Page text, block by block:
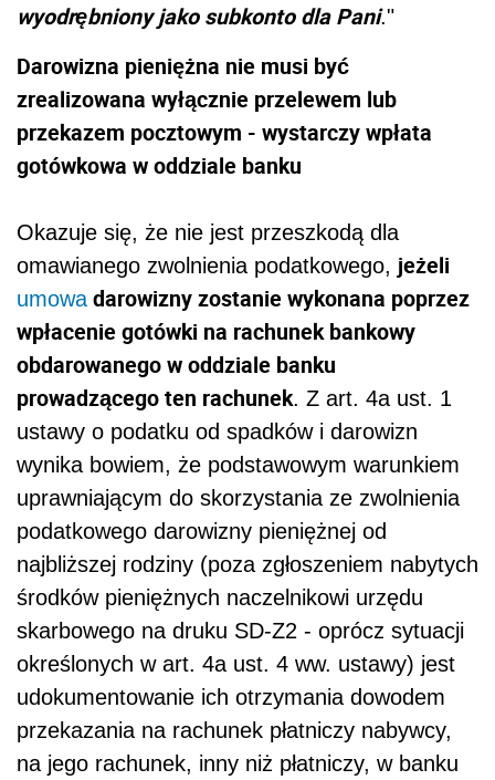
wyodrębniony jako subkonto dla Pani."
Darowizna pieniężna nie musi być
zrealizowana wyłącznie przelewem lub
przekazem pocztowym - wystarczy wpłata
gotówkowa w oddziale banku
Okazuje się, że nie jest przeszkodą dla
omawianego zwolnienia podatkowego, jeżeli
umowadarowizny zostanie wykonana poprzez
wpłacenie gotówki na rachunek bankowy
obdarowanego w oddziale banku
prowadzącego ten rachunek. Z art. 4a ust. 1
ustawy o podatku od spadków i darowizn
wynika bowiem, że podstawowym warunkiem
uprawniającym do skorzystania ze zwolnienia
podatkowego darowizny pieniężnej od
najbliższej rodziny (poza zgłoszeniem nabytych
środków pieniężnych naczelnikowi urzędu
skarbowego na druku SD-Z2 - oprócz sytuacji
określonych w art. 4a ust. 4 ww. ustawy) jest
udokumentowanie ich otrzymania dowodem
przekazania na rachunek płatniczy nabywcy,
na jego rachunek, inny niż płatniczy, w banku